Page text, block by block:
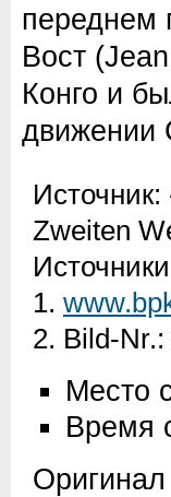
переднем
Вост
Конго и
движении
Источник:
Zweiten
1.
2. Bild-
Место
Время